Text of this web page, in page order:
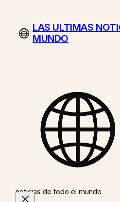
contenidoLAS ULTIMAS
MUNDO
noticias de todo el mundo